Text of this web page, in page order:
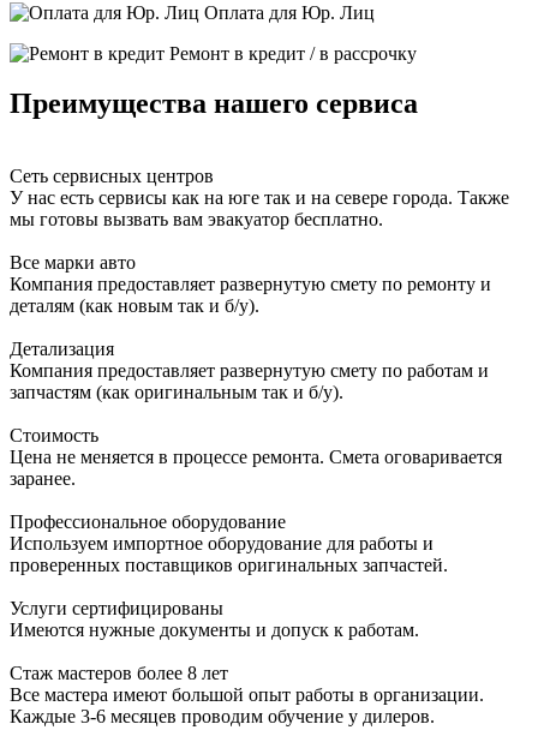
Оплата для Юр. Лиц
Ремонт в кредит / в рассрочку
Преимущества нашего сервиса
Сеть сервисных центров
У нас есть сервисы как на юге так и на севере города. Также
мы готовы вызвать вам эвакуатор бесплатно.
Все марки авто
Компания предоставляет развернутую смету по ремонту и
деталям (как новым так и б/у).
Детализация
Компания предоставляет развернутую смету по работам и
запчастям (как оригинальным так и б/у).
Стоимость
Цена не меняется в процессе ремонта. Смета оговаривается
заранее.
Профессиональное оборудование
Используем импортное оборудование для работы и
проверенных поставщиков оригинальных запчастей.
Услуги сертифицированы
Имеются нужные документы и допуск к работам.
Стаж мастеров более 8 лет
Все мастера имеют большой опыт работы в организации.
Каждые 3-6 месяцев проводим обучение у дилеров.